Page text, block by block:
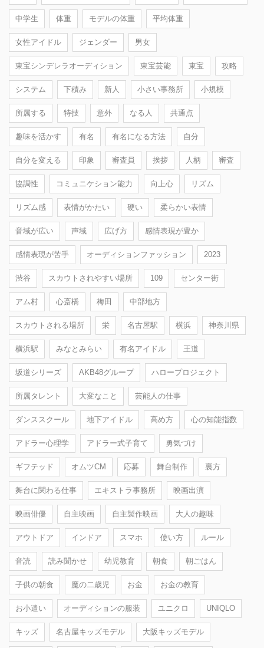
中学生 体重 モデルの体重 平均体重
女性アイドル ジェンダー 男女
東宝シンデレラオーディション 東宝芸能 東宝 攻略
システム 下積み 新人 小さい事務所 小規模
所属する 特技 意外 なる人 共通点
趣味を活かす 有名 有名になる方法 自分
自分を変える 印象 審査員 挨拶 人柄 審査
協調性 コミュニケション能力 向上心 リズム
リズム感 表情がかたい 硬い 柔らかい表情
音域が広い 声域 広げ方 感情表現が豊か
感情表現が苦手 オーディションファッション 2023
渋谷 スカウトされやすい場所 109 センター街
アム村 心斎橋 梅田 中部地方
スカウトされる場所 栄 名古屋駅 横浜 神奈川県
横浜駅 みなとみらい 有名アイドル 王道
坂道シリーズ AKB48グループ ハロープロジェクト
所属タレント 大変なこと 芸能人の仕事
ダンススクール 地下アイドル 高め方 心の知能指数
アドラー心理学 アドラー式子育て 勇気づけ
ギフテッド オムツCM 応募 舞台制作 裏方
舞台に関わる仕事 エキストラ事務所 映画出演
映画俳優 自主映画 自主製作映画 大人の趣味
アウトドア インドア スマホ 使い方 ルール
音読 読み聞かせ 幼児教育 朝食 朝ごはん
子供の朝食 魔の二歳児 お金 お金の教育
お小遣い オーディションの服装 ユニクロ UNIQLO
キッズ 名古屋キッズモデル 大阪キッズモデル